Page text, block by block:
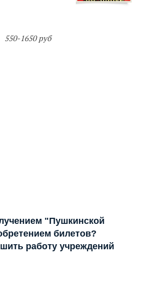
550-1650 руб
"Пушкинской
билетов?
работу учреждений